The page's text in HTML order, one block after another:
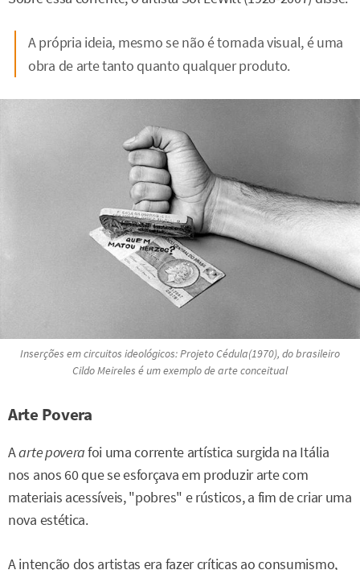
A própria ideia, mesmo se não é tornada visual, é uma
obra de arte tanto quanto qualquer produto.
Inserções em circuitos ideológicos: Projeto Cédula(1970), do brasileiro
Cildo Meireles é um exemplo de arte conceitual
Arte Povera
Aarte poverafoi uma corrente artística surgida na Itália
nos anos 60 que se esforçava em produzir arte com
materiais acessíveis, "pobres" e rústicos, a fim de criar uma
nova estética.
A intenção dos artistas era fazer críticas ao consumismo,